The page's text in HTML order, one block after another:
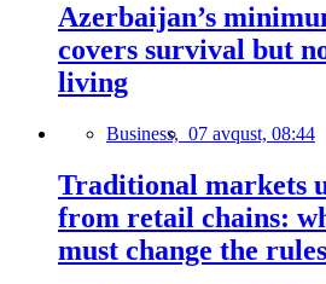
Azerbaijan’s
covers survival but
living
Business, 07 avqust, 08:44
Traditional markets
from retail chains:
must change the